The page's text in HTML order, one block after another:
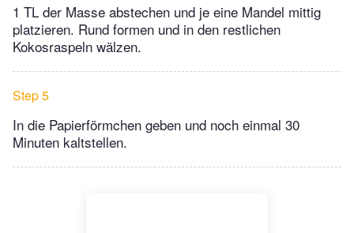
1 TL der Masse abstechen und je eine Mandel mittig
platzieren. Rund formen und in den restlichen
Kokosraspeln wälzen.
Step 5
In die Papierförmchen geben und noch einmal 30
Minuten kaltstellen.